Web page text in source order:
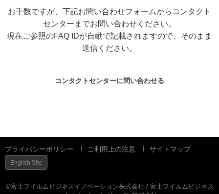
お手数ですが、下記お問い合わせフォームからコンタクト
センターまでお問い合わせください。
現在ご参照のFAQ IDが自動で記載されますので、そのまま
送信ください。
コンタクトセンターに問い合わせる
プライバシーポリシー ご利用上の注意 サイトマップ
English Site
©富士フイルムビジネスイノベーション株式会社 / 富士フイルムビジネス